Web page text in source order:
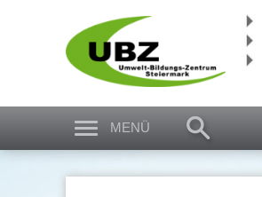
MENÜ